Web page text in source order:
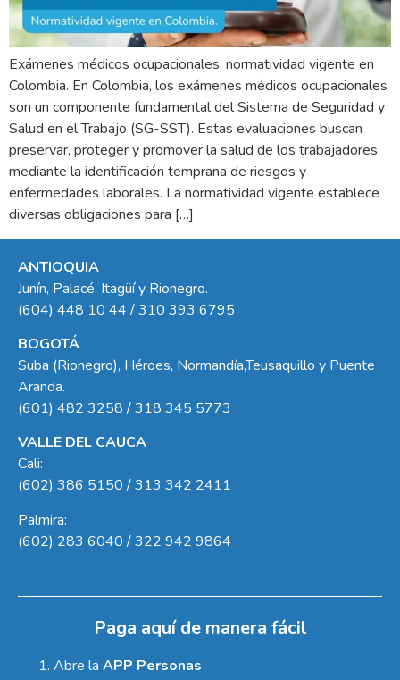
Exámenes médicos ocupacionales: normatividad vigente en
Colombia. En Colombia, los exámenes médicos ocupacionales
son un componente fundamental del Sistema de Seguridad y
Salud en el Trabajo (SG-SST). Estas evaluaciones buscan
preservar, proteger y promover la salud de los trabajadores
mediante la identificación temprana de riesgos y
enfermedades laborales. La normatividad vigente establece
diversas obligaciones para […]
ANTIOQUIA
Junín, Palacé, Itagüí y Rionegro.
(604) 448 10 44 / 310 393 6795
BOGOTÁ
Suba (Rionegro), Héroes, Normandía,Teusaquillo y Puente
Aranda.
(601) 482 3258 / 318 345 5773
VALLE DEL CAUCA
Cali:
(602) 386 5150 / 313 342 2411
Palmira:
(602) 283 6040 / 322 942 9864
Paga aquí de manera fácil
Abre la APP Personas